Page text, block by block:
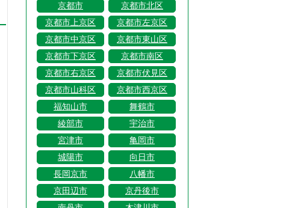
京都市
京都市北区
京都市上京区
京都市左京区
京都市中京区
京都市東山区
京都市下京区
京都市南区
京都市右京区
京都市伏見区
京都市山科区
京都市西京区
福知山市
舞鶴市
綾部市
宇治市
宮津市
亀岡市
城陽市
向日市
長岡京市
八幡市
京田辺市
京丹後市